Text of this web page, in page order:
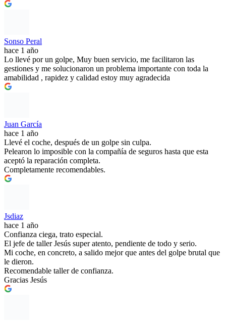
Sonso Peral
hace 1 año
Lo llevé por un golpe, Muy buen servicio, me facilitaron las
gestiones y me solucionaron un problema importante con toda la
amabilidad , rapidez y calidad estoy muy agradecida
Juan García
hace 1 año
Llevé el coche, después de un golpe sin culpa.
Pelearon lo imposible con la compañía de seguros hasta que esta
aceptó la reparación completa.
Completamente recomendables.
Jsdiaz
hace 1 año
Confianza ciega, trato especial.
El jefe de taller Jesús super atento, pendiente de todo y serio.
Mi coche, en concreto, a salido mejor que antes del golpe brutal que
le dieron.
Recomendable taller de confianza.
Gracias Jesús